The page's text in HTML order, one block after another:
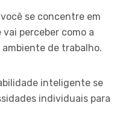
se concentre em
perceber como a
de trabalho.
inteligente se
individuais para